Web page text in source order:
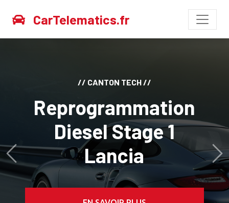
CarTelematics.fr
// CANTON TECH //
Reprogrammation
Diesel Stage 1
Lancia
Avant